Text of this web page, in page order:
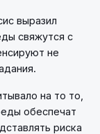
выразил
свяжутся с
не
на то то,
обеспечат
риска